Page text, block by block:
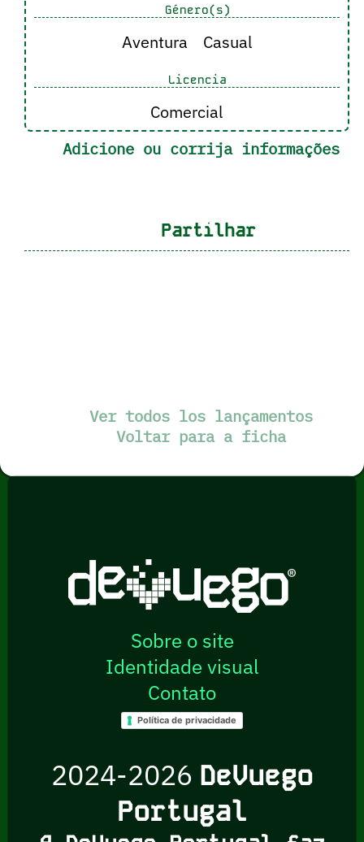
Género(s)
Aventura Casual
Licencia
Comercial
Adicione ou corrija informações
Partilhar
Ver todos los lançamentos
Voltar para a ficha
Sobre o site
Identidade visual
Contato
Política de privacidade
2024-2026 DeVuego
Portugal